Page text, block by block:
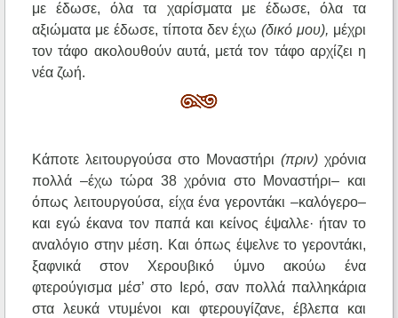
με έδωσε, όλα τα χαρίσματα με έδωσε, όλα τα
αξιώματα με έδωσε, τίποτα δεν έχω(δικό μου), μέχρι
τον τάφο ακολουθούν αυτά, μετά τον τάφο αρχίζει η
νέα ζωή.
Κάποτε λειτουργούσα στο Μοναστήρι (πριν) χρόνια
πολλά –έχω τώρα 38 χρόνια στο Μοναστήρι– και
όπως λειτουργούσα, είχα ένα γεροντάκι –καλόγερο–
και εγώ έκανα τον παπά και κείνος έψαλλε· ήταν το
αναλόγιο στην μέση. Και όπως έψελνε το γεροντάκι,
ξαφνικά στον Χερουβικό ύμνο ακούω ένα
φτερούγισμα μέσ’ στο Ιερό, σαν πολλά παλληκάρια
στα λευκά ντυμένοι και φτερουγίζανε, έβλεπα και